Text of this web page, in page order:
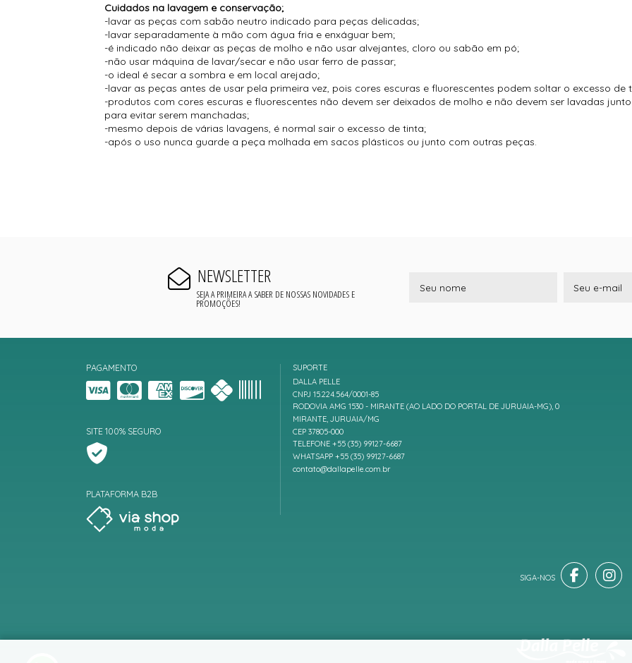
Cuidados na lavagem e conservação;
-lavar as peças com sabão neutro indicado para peças delicadas;
-lavar separadamente à mão com água fria e enxáguar bem;
-é indicado não deixar as peças de molho e não usar alvejantes, cloro ou sabão em pó;
-não usar máquina de lavar/secar e não usar ferro de passar;
-o ideal é secar a sombra e em local arejado;
-lavar as peças antes de usar pela primeira vez, pois cores escuras e fluorescentes podem soltar o excesso de
-produtos com cores escuras e fluorescentes não devem ser deixados de molho e não devem ser lavadas
para evitar serem manchadas;
-mesmo depois de várias lavagens, é normal sair o excesso de tinta;
-após o uso nunca guarde a peça molhada em sacos plásticos ou junto com outras peças.
NEWSLETTER
SEJA A PRIMEIRA A SABER DE NOSSAS NOVIDADES E
PROMOÇÕES!
PAGAMENTO
SITE 100% SEGURO
PLATAFORMA B2B
SUPORTE
DALLA PELLE
CNPJ 15.224.564/0001-85
RODOVIA AMG 1530 - MIRANTE (AO LADO DO PORTAL DE JURUAIA-MG), 0
MIRANTE, JURUAIA/MG
CEP 37805-000
TELEFONE +55 (35) 99127-6687
WHATSAPP +55 (35) 99127-6687
contato@dallapelle.com.br